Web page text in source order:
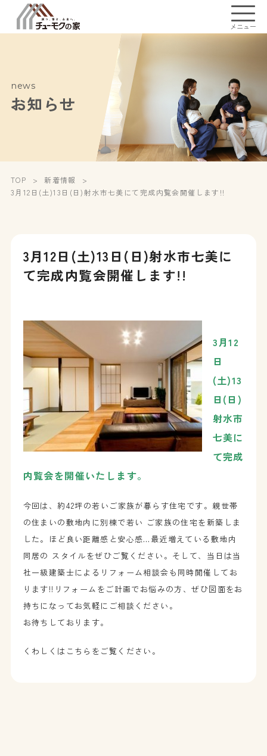
メニュー
news
お知らせ
TOP
新着情報
3月12日(土)13日(日)射水市七美にて完成内覧会開催します!!
3月12日(土)13日(日)射水市七美に
て完成内覧会開催します!!
3月12
日
(土)13
日(日)
射水市
七美に
て完成
内覧会を開催いたします。
今回は、約42坪の若いご家族が暮らす住宅です。親世帯
の住まいの敷地内に別棟で若い ご家族の住宅を新築しま
した。ほど良い距離感と安心感…最近増えている敷地内
同居の スタイルをぜひご覧ください。そして、当日は当
社一級建築士によるリフォーム相談会も同時開催してお
ります!!リフォームをご計画でお悩みの方、ぜひ図面をお
持ちになってお気軽にご相談ください。
お待ちしております。
くわしくはこちらをご覧ください。